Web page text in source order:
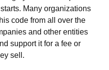
Many organizations
code from all over the
and other entities
support it for a fee or
sell.